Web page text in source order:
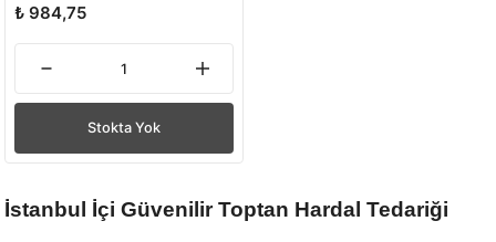
₺ 984,75
Stokta Yok
İstanbul İçi Güvenilir Toptan Hardal Tedariği